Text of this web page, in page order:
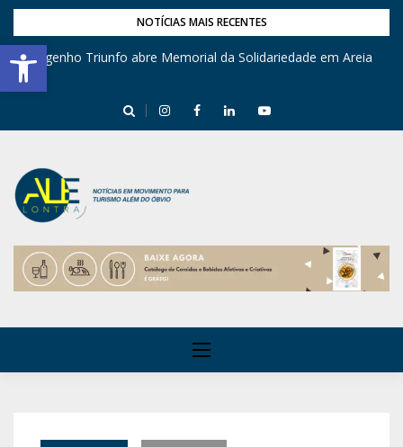
Barra de Ferramentas Aberta
NOTÍCIAS MAIS RECENTES
Engenho Triunfo abre Memorial da Solidariedade em Areia